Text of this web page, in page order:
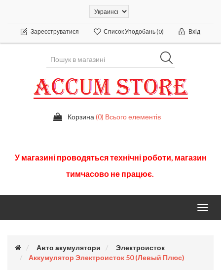
Зареєструватися Список Уподобань(0) Вхід
Корзина (0) Всього елементів
У магазині проводятьсятехнічні роботи, магазин
тимчасово не працює.
Авто акумулятори
Электроисток
Аккумулятор Электроисток 50 (левый Плюс)